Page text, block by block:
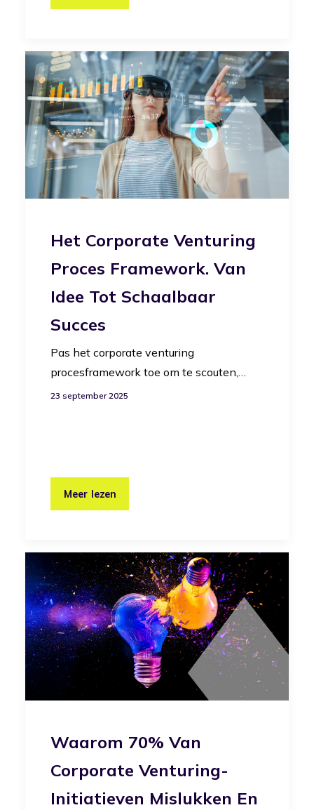
Het Corporate Venturing
Proces Framework. Van
Idee Tot Schaalbaar
Succes
Pas het corporate venturing
procesframework toe om te scouten,…
23 september 2025
Meer lezen
Waarom 70% Van
Corporate Venturing-
Initiatieven Mislukken En